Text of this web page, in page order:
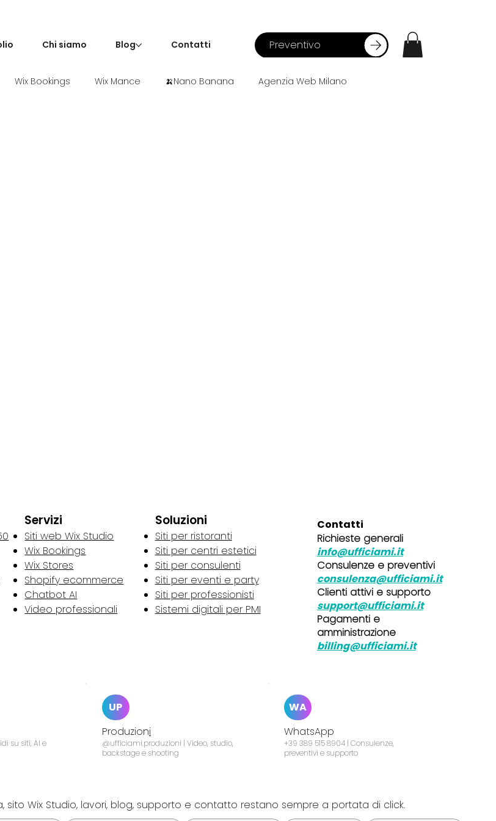
Chi siamo Blog Contatti Preventivo
Wix Bookings Wix Mance 🍌Nano Banana Agenzia Web Milano
Servizi
Siti web Wix Studio
Wix Bookings
Wix Stores
Shopify ecommerce
Chatbot AI
Video professionali
Soluzioni
Siti per ristoranti
Siti per centri estetici
Siti per consulenti
Siti per eventi e party
Siti per professionisti
Sistemi digitali per PMI
Contatti
Richieste generali
info@ufficiami.it
Consulenze e preventivi
consulenza@ufficiami.it
Clienti attivi e supporto
support@ufficiami.it
Pagamenti e
amministrazione
billing@ufficiami.it
su siti, AI e
UP
Produzioni
@ufficiami.produzioni | Video, studio,
backstage e shooting
WA
WhatsApp
+39 389 515 8904 | Consulenze,
preventivi e supporto
Wix Studio, lavori, blog, supporto e contatto restano sempre a portata di click.